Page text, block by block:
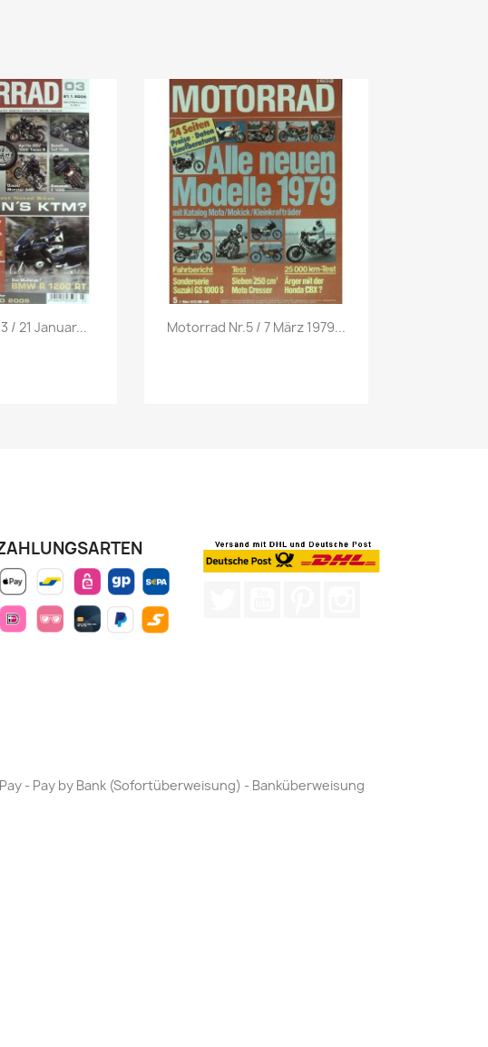
/ 21 Januar... Vorschau
Motorrad Nr.5 / 7 März 1979...
- Pay by Bank (Sofortüberweisung) - Banküberweisung